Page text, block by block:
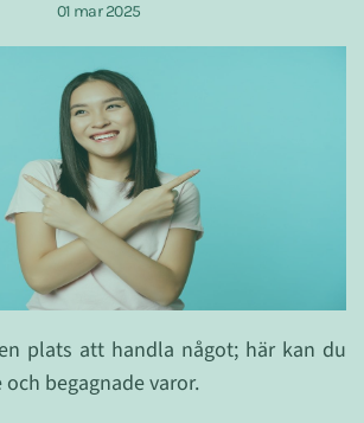
01 mar 2025
plats att handla något; här kan du
begagnade varor.